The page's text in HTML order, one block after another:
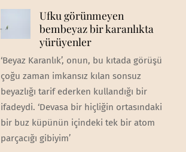
Ufku görünmeyen
bembeyaz bir karanlıkta
yürüyenler
‘Beyaz Karanlık’, onun, bu kıtada görüşü
çoğu zaman imkansız kılan sonsuz
beyazlığı tarif ederken kullandığı bir
ifadeydi. ‘Devasa bir hiçliğin ortasındaki
bir buz küpünün içindeki tek bir atom
parçacığı gibiyim’